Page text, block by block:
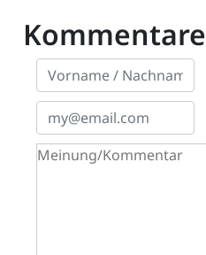
Kommentare